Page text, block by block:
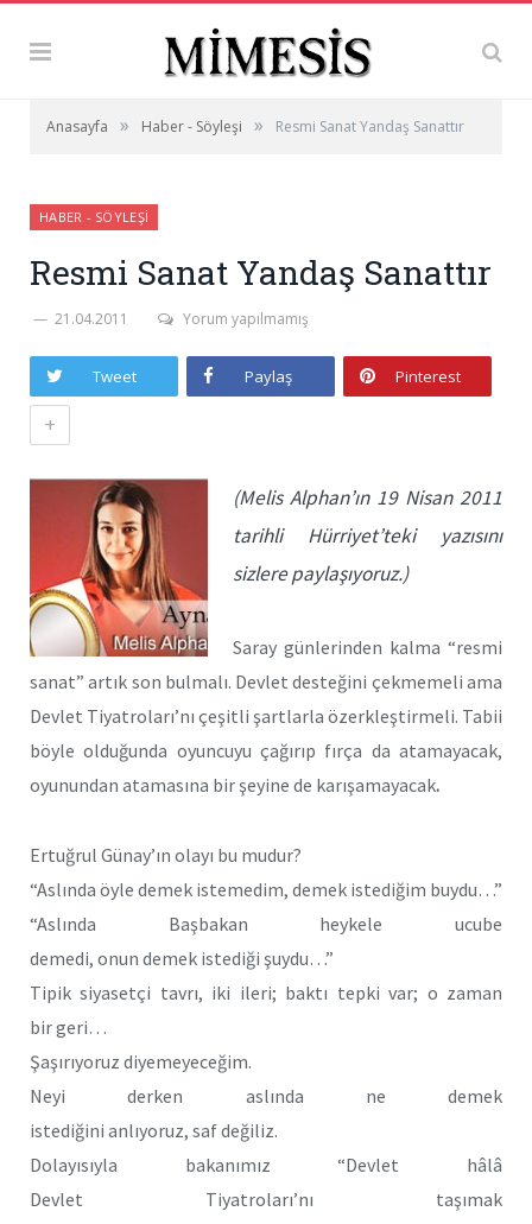
Anasayfa » Haber - Söyleşi » Resmi Sanat Yandaş Sanattır
HABER - SÖYLEŞI
Resmi Sanat Yandaş Sanattır
21.04.2011 Yorum yapılmamış
Tweet Paylaş Pinterest
+
(Melis Alphan’ın 19 Nisan 2011
tarihli Hürriyet’teki yazısını
sizlere paylaşıyoruz.)
Saray günlerinden kalma “resmi
sanat” artık son bulmalı. Devlet desteğini çekmemeli ama
Devlet Tiyatroları’nı çeşitli şartlarla özerkleştirmeli. Tabii
böyle olduğunda oyuncuyu çağırıp fırça da atamayacak,
oyunundan atamasına bir şeyine de karışamayacak.
Ertuğrul Günay’ın olayı bu mudur?
“Aslında öyle demek istemedim, demek istediğim buydu…”
“Aslında Başbakan heykele ucube
demedi, onun demek istediği şuydu…”
Tipik siyasetçi tavrı, iki ileri; baktı tepki var; o zaman
bir geri…
Şaşırıyoruz diyemeyeceğim.
Neyi derken aslında ne demek
istediğini anlıyoruz, saf değiliz.
Dolayısıyla bakanımız “Devlet hâlâ
Devlet Tiyatroları’nı taşımak